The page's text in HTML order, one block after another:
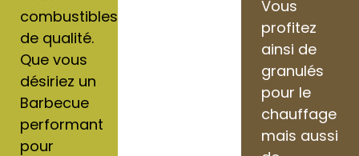
combustibles
de qualité.
Que vous
désiriez un
Barbecue
performant
pour
Vous
profitez
ainsi de
granulés
pour le
chauffage
mais aussi